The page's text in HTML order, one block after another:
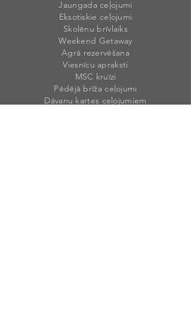
Jaungada ceļojumi
Eksotiskie ceļojumi
Skolēnu brīvlaiks
Weekend Getaway
Agrā rezervēšana
Viesnīcu apraksti
MSC kruīzi
Pēdējā brīža ceļojumi
Dāvanu kartes ceļojumiem